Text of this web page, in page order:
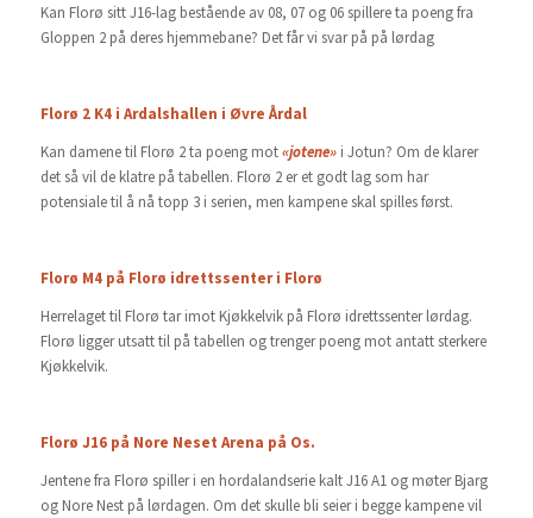
Kan Florø sitt J16-lag bestående av 08, 07 og 06 spillere ta poeng fra
Gloppen 2 på deres hjemmebane? Det får vi svar på på lørdag
Florø 2 K4 i Ardalshallen i Øvre Årdal
Kan damene til Florø 2 ta poeng mot«jotene» i Jotun? Om de klarer
det så vil de klatre på tabellen. Florø 2 er et godt lag som har
potensiale til å nå topp 3 i serien, men kampene skal spilles først.
Florø M4 på Florø idrettssenter i Florø
Herrelaget til Florø tar imot Kjøkkelvik på Florø idrettssenter lørdag.
Florø ligger utsatt til på tabellen og trenger poeng mot antatt sterkere
Kjøkkelvik.
Florø J16 på Nore Neset Arena på Os.
Jentene fra Florø spiller i en hordalandserie kalt J16 A1 og møter Bjarg
og Nore Nest på lørdagen. Om det skulle bli seier i begge kampene vil